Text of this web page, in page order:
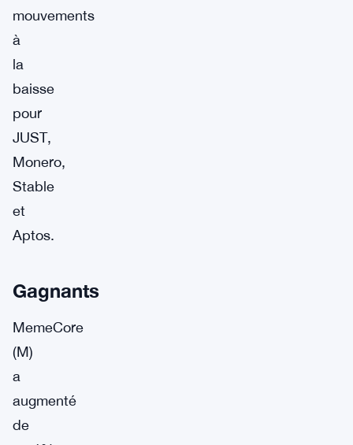
mouvements
à
la
baisse
pour
JUST,
Monero,
Stable
et
Aptos.
Gagnants
MemeCore
(M)
a
augmenté
de